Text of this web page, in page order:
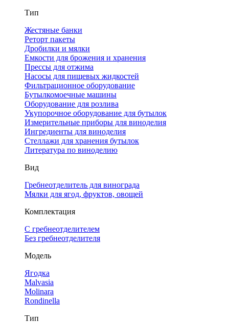
Тип
Жестяные банки
Реторт пакеты
Дробилки и мялки
Емкости для брожения и хранения
Прессы для отжима
Насосы для пищевых жидкостей
Фильтрационное оборудование
Бутылкомоечные машины
Оборудование для розлива
Укупорочное оборудование для бутылок
Измерительные приборы для виноделия
Ингредиенты для виноделия
Стеллажи для хранения бутылок
Литература по виноделию
Вид
Гребнеотделитель для винограда
Мялки для ягод, фруктов, овощей
Комплектация
С гребнеотделителем
Без гребнеотделителя
Модель
Ягодка
Malvasia
Molinara
Rondinella
Тип